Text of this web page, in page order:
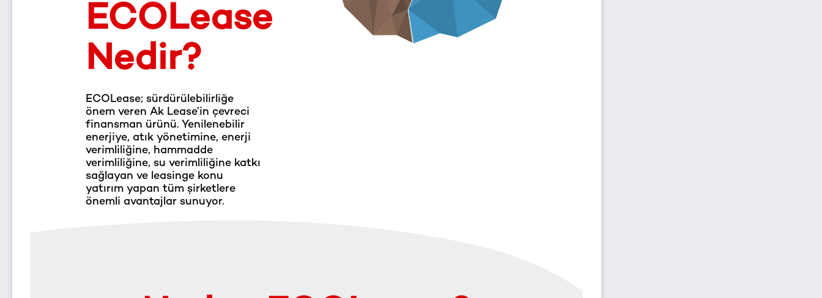
ECOLease
Nedir?
ECOLease; sürdürülebilirliğe
önem veren Ak Lease’in çevreci
finansman ürünü. Yenilenebilir
enerjiye, atık yönetimine, enerji
verimliliğine, hammadde
verimliliğine, su verimliliğine katkı
sağlayan ve leasinge konu
yatırım yapan tüm şirketlere
önemli avantajlar sunuyor.